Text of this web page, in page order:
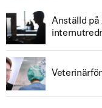
Anställd på